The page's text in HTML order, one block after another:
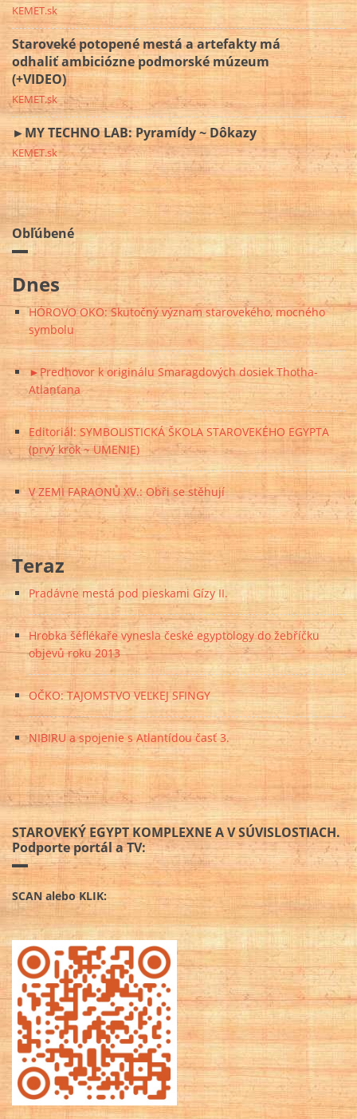
KEMET.sk
Staroveké potopené mestá a artefakty má
odhaliť ambiciózne podmorské múzeum
(+VIDEO)
KEMET.sk
►MY TECHNO LAB: Pyramídy ~ Dôkazy
KEMET.sk
Obľúbené
Dnes
HÓROVO OKO: Skutočný význam starovekého, mocného
symbolu
►Predhovor k originálu Smaragdových dosiek Thotha-
Atlanťana
Editoriál: SYMBOLISTICKÁ ŠKOLA STAROVEKÉHO EGYPTA
(prvý krok ~ UMENIE)
V ZEMI FARAONŮ XV.: Obři se stěhují
Teraz
Pradávne mestá pod pieskami Gízy II.
Hrobka šéflékaře vynesla české egyptology do žebříčku
objevů roku 2013
OČKO: TAJOMSTVO VEĽKEJ SFINGY
NIBIRU a spojenie s Atlantídou časť 3.
STAROVEKÝ EGYPT KOMPLEXNE A V SÚVISLOSTIACH.
Podporte portál a TV:
SCAN alebo KLIK: